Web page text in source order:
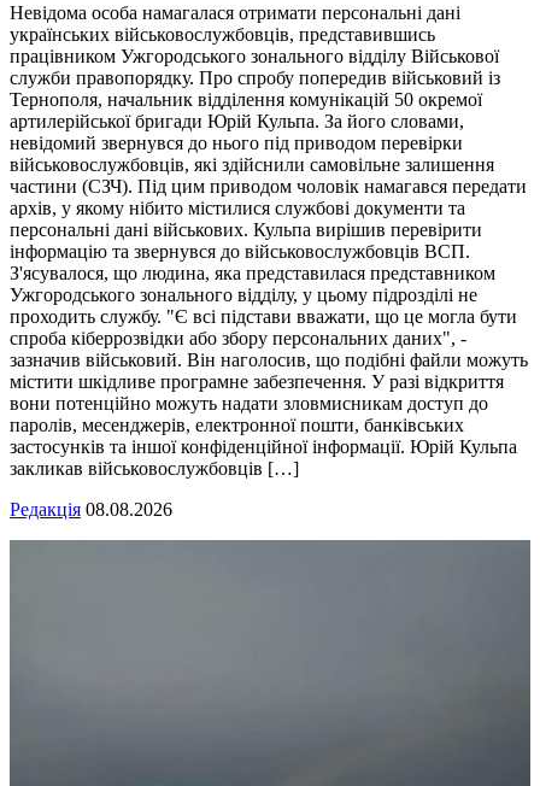
Невідома особа намагалася отримати персональні дані
українських військовослужбовців, представившись
працівником Ужгородського зонального відділу Військової
служби правопорядку. Про спробу попередив військовий із
Тернополя, начальник відділення комунікацій 50 окремої
артилерійської бригади Юрій Кульпа. За його словами,
невідомий звернувся до нього під приводом перевірки
військовослужбовців, які здійснили самовільне залишення
частини (СЗЧ). Під цим приводом чоловік намагався передати
архів, у якому нібито містилися службові документи та
персональні дані військових. Кульпа вирішив перевірити
інформацію та звернувся до військовослужбовців ВСП.
З'ясувалося, що людина, яка представилася представником
Ужгородського зонального відділу, у цьому підрозділі не
проходить службу. "Є всі підстави вважати, що це могла бути
спроба кіберрозвідки або збору персональних даних", -
зазначив військовий. Він наголосив, що подібні файли можуть
містити шкідливе програмне забезпечення. У разі відкриття
вони потенційно можуть надати зловмисникам доступ до
паролів, месенджерів, електронної пошти, банківських
застосунків та іншої конфіденційної інформації. Юрій Кульпа
закликав військовослужбовців […]
Редакція 08.08.2026